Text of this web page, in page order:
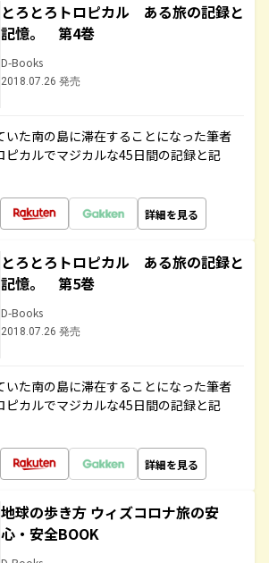
とろとろトロピカル ある旅の記録と
記憶。 第4巻
D-Books
2018.07.26 発売
いた南の島に滞在することになった筆者
ピカルでマジカルな45日間の記録と記
詳細を見る
とろとろトロピカル ある旅の記録と
記憶。 第5巻
D-Books
2018.07.26 発売
いた南の島に滞在することになった筆者
ピカルでマジカルな45日間の記録と記
詳細を見る
地球の歩き方 ウィズコロナ旅の安
心・安全BOOK